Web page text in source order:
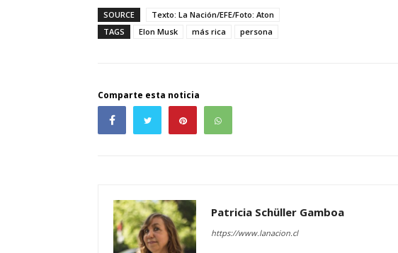
SOURCE
Texto: La Nación/EFE/Foto: Aton
TAGS
Elon Musk más rica persona
Comparte esta noticia
Patricia Schüller Gamboa
https://www.lanacion.cl